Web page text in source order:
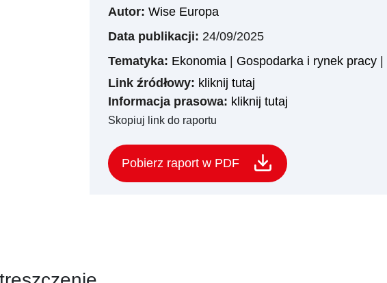
Autor: Wise Europa
Data publikacji: 24/09/2025
Tematyka: Ekonomia| Gospodarka i rynek pracy|
Link źródłowy: kliknij tutaj
Informacja prasowa: kliknij tutaj
Skopiuj link do raportu
Pobierz raport w PDF